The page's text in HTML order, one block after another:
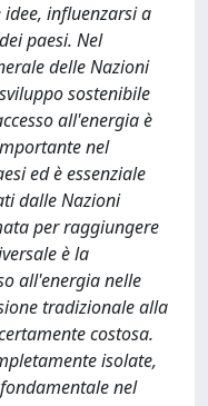
influenzarsi a
paesi. Nel
delle Nazioni
sostenibile
all'energia è
nel
ed è essenziale
dalle Nazioni
per raggiungere
è la
all'energia nelle
tradizionale alla
costosa.
isolate,
nel